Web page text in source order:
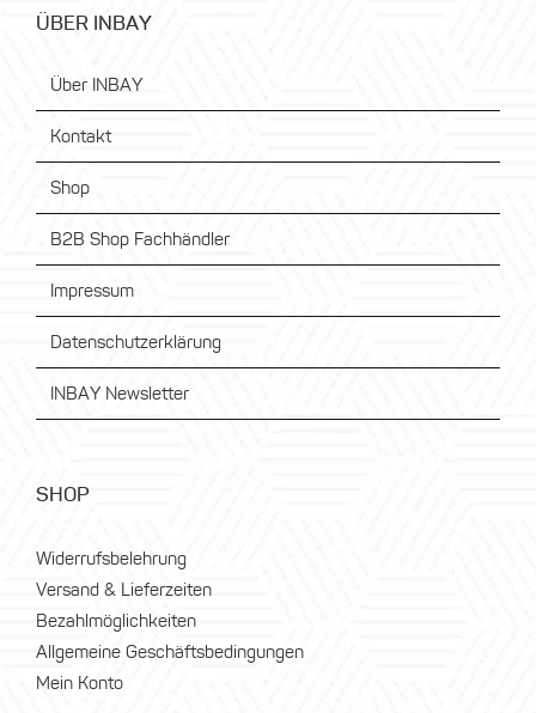
ÜBER INBAY
Über INBAY
Kontakt
Shop
B2B Shop Fachhändler
Impressum
Datenschutzerklärung
INBAY Newsletter
SHOP
Widerrufsbelehrung
Versand & Lieferzeiten
Bezahlmöglichkeiten
Allgemeine Geschäftsbedingungen
Mein Konto